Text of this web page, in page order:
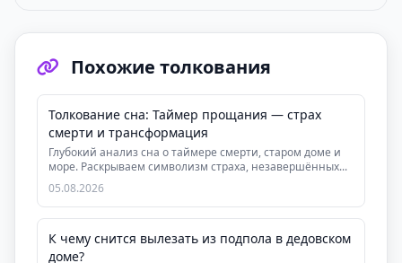
Похожие толкования
Толкование сна: Таймер прощания — страх
смерти и трансформация
Глубокий анализ сна о таймере смерти, старом доме и
море. Раскрываем символизм страха, незавершённых...
05.08.2026
К чему снится вылезать из подпола в дедовском
доме?